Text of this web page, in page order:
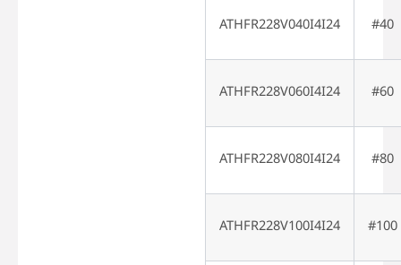
ATHFR228V040I4I24 #40
ATHFR228V060I4I24 #60
ATHFR228V080I4I24 #80
ATHFR228V100I4I24 #100